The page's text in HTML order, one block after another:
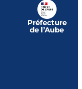
Préfecture
de l’Aube